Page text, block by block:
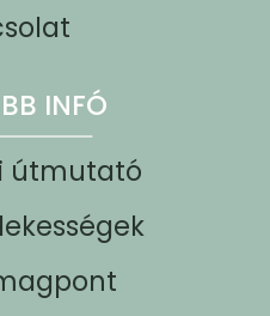
INFÓ
útmutató